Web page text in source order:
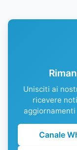
Unisciti ai
ricevere
Canale